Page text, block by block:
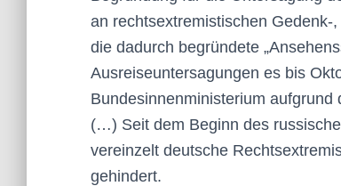
an rechtsextremistischen Gedenk-
die dadurch begründete
Ausreiseuntersagungen es bis
Bundesinnenministerium
(…) Seit dem Beginn des
vereinzelt deutsche
gehindert.